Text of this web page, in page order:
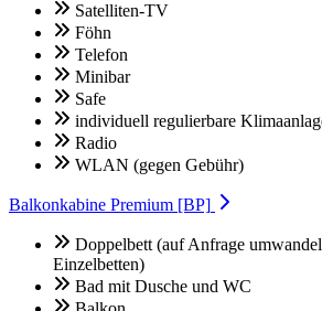
Satelliten-TV
Föhn
Telefon
Minibar
Safe
individuell regulierbare
Radio
WLAN (gegen Gebühr)
Balkonkabine Premium [BP]
Doppelbett (auf Anfrage
Einzelbetten)
Bad mit Dusche und WC